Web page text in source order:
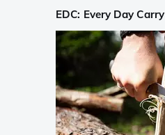
EDC: Every Day Carry